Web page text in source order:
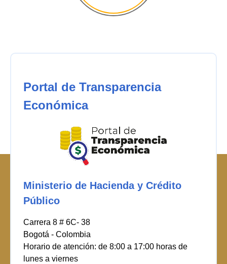
Portal de Transparencia
Económica
Ministerio de Hacienda y Crédito
Público
Carrera 8 # 6C- 38
Bogotá - Colombia
Horario de atención: de 8:00 a 17:00 horas de
lunes a viernes